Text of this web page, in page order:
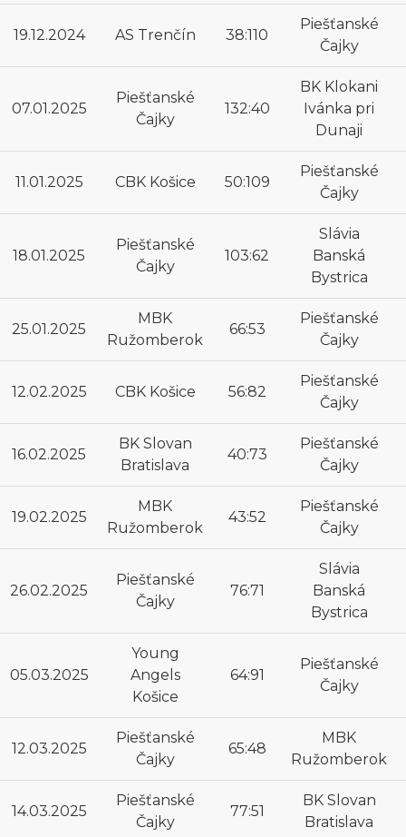
19.12.2024 AS Trenčín 38:110
Piešťanské
Čajky
07.01.2025
Piešťanské
Čajky
132:40
BK Klokani
Ivánka pri
Dunaji
11.01.2025 CBK Košice 50:109
Piešťanské
Čajky
18.01.2025
Piešťanské
Čajky
103:62
Slávia
Banská
Bystrica
25.01.2025
MBK
Ružomberok
66:53
Piešťanské
Čajky
12.02.2025 CBK Košice 56:82
Piešťanské
Čajky
16.02.2025
BK Slovan
Bratislava
40:73
Piešťanské
Čajky
19.02.2025
MBK
Ružomberok
43:52
Piešťanské
Čajky
26.02.2025
Piešťanské
Čajky
76:71
Slávia
Banská
Bystrica
05.03.2025
Young
Angels
Košice
64:91
Piešťanské
Čajky
12.03.2025
Piešťanské
Čajky
65:48
MBK
Ružomberok
14.03.2025
Piešťanské
Čajky
77:51
BK Slovan
Bratislava